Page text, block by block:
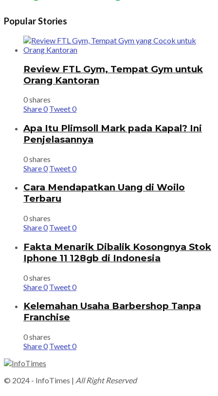
Popular Stories
Review FTL Gym, Tempat Gym untuk
Orang Kantoran
0 shares
Share0 Tweet0
Apa Itu Plimsoll Mark pada Kapal? Ini
Penjelasannya
0 shares
Share0 Tweet0
Cara Mendapatkan Uang di Woilo
Terbaru
0 shares
Share0 Tweet0
Fakta Menarik Dibalik Kosongnya Stok
Iphone 11 128gb di Indonesia
0 shares
Share0 Tweet0
Kelemahan Usaha Barbershop Tanpa
Franchise
0 shares
Share0 Tweet0
© 2024 - InfoTimes | All Right Reserved